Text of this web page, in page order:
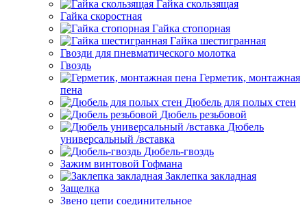
Гайка скользящая
Гайка скоростная
Гайка стопорная
Гайка шестигранная
Гвозди для пневматического молотка
Гвоздь
Герметик, монтажная
пена
Дюбель для полых стен
Дюбель резьбовой
Дюбель
универсальный /вставка
Дюбель-гвоздь
Зажим винтовой Гофмана
Заклепка закладная
Защелка
Звено цепи соединительное